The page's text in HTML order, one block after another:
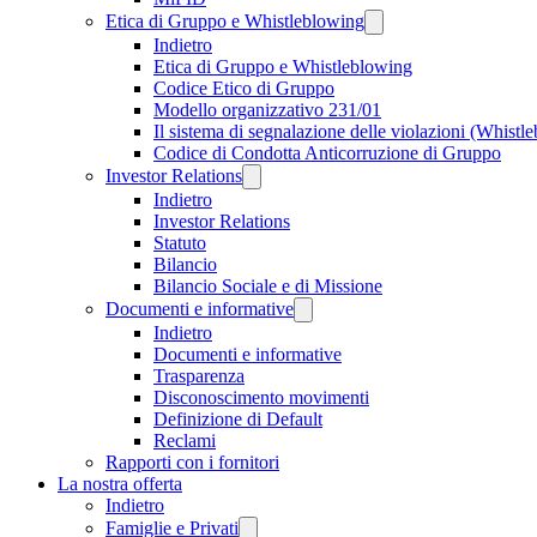
Etica di Gruppo e Whistleblowing
Indietro
Etica di Gruppo e Whistleblowing
Codice Etico di Gruppo
Modello organizzativo 231/01
Il sistema di segnalazione delle violazioni
Codice di Condotta Anticorruzione di Gruppo
Investor Relations
Indietro
Investor Relations
Statuto
Bilancio
Bilancio Sociale e di Missione
Documenti e informative
Indietro
Documenti e informative
Trasparenza
Disconoscimento movimenti
Definizione di Default
Reclami
Rapporti con i fornitori
La nostra offerta
Indietro
Famiglie e Privati